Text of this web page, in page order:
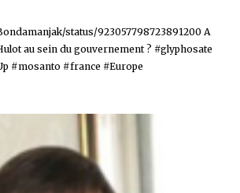
status/923057798723891200 A
au sein du gouvernement ? #glyphosate
#mosanto #france #Europe